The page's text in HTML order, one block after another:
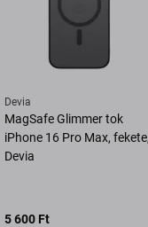
Devia
MagSafe Glimmer tok
iPhone 16 Pro Max, fekete,
Devia
5 600 Ft